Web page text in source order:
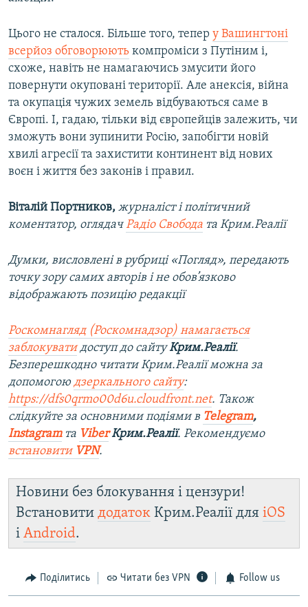
Цього не сталося. Більше того, тепер у Вашингтоні
всерйоз обговорюють компроміси з Путіним і,
схоже, навіть не намагаючись змусити його
повернути окуповані території. Але анексія, війна
та окупація чужих земель відбуваються саме в
Європі. І, гадаю, тільки від європейців залежить, чи
зможуть вони зупинити Росію, запобігти новій
хвилі агресії та захистити континент від нових
воєн і життя без законів і правил.
Віталій Портников, журналіст і політичний
коментатор, оглядачРадіо Свобода та Крим.Реалії
Думки, висловлені в рубриці «Погляд», передають
точку зору самих авторів і не обов’язково
відображають позицію редакції
Роскомнагляд (Роскомнадзор) намагається
заблокуватидоступ до сайтуКрим.Реалії.
Безперешкодно читати Крим.Реалії можна за
допомогою дзеркального сайту:
https://dfs0qrmo00d6u.cloudfront.net. Також
слідкуйте за основними подіями в Telegram,
Instagramта ViberКрим.Реалії. Рекомендуємо
встановити VPN.
Новини без блокування і цензури!
Встановити додаток Крим.Реалії для iOS
і Android.
Поділитись Читати без VPN Follow us